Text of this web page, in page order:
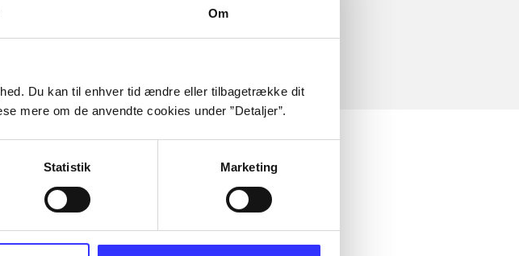
Om
Du kan til enhver tid ændre eller tilbagetrække dit
mere om de anvendte cookies under ”Detaljer”.
Statistik Marketing